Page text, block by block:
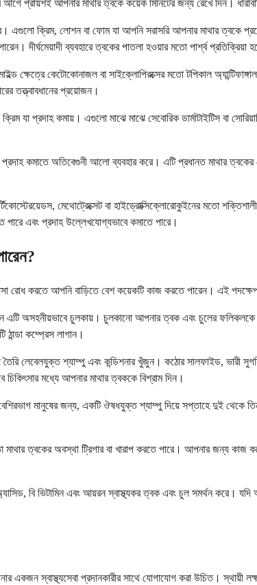
প্রায়শই আপনার মাথার ত্বকে কয়েক মিনিটের জন্য রেখে দিন।
এগুলো ক্রিম, লোশন বা ফোম যা আপনি সরাসরি আপনার মাথার ত্বকে
দীর্ঘমেয়াদী ব্যবহারে ত্বকের পাতলা হওয়ার মতো পার্শ্ব
ক্ষেত্রে কেটোকোনাজল বা সাইক্লোপিরক্সের মতো টপিকাল
তত্ত্বাবধানের প্রয়োজন।
ক্রিম যা প্রদাহ কমায়। এগুলো মাঝে মাঝে সেবোরিক ডার্মাটাইটিস বা
কমাতে অতিবেগুনী আলো ব্যবহার করে। এটি প্রধানত মাথার
মেথোট্রেক্সেট বা হাইড্রোক্সিক্লোরোকুইনের মতো
এবং প্রদাহ উল্লেখযোগ্যভাবে কমাতে পারে।
রোধ করতে আপনি বাড়িতে বেশ কয়েকটি কাজ করতে পারেন। এই
অসহনীয়ভাবে চুলকায়। চুলকানো আপনার ত্বক এবং চুলের
কম্প্রেস লাগান।
তৈরি লেবেলযুক্ত শ্যাম্পু এবং কন্ডিশনার খুঁজুন। কঠোর সালফাইড,
মধ্যে আপনার মাথার ত্বককে বিশ্রাম দিন।
মানুষের জন্য, একটি ঔষধযুক্ত শ্যাম্পু দিয়ে সপ্তাহে দুই থেকে
মাথার ত্বকের অবস্থা ট্রিগার বা খারাপ করতে পারে। আপনার জন্য
বি ভিটামিন এবং আয়রন স্বাস্থ্যকর ত্বক এবং চুল সমর্থন করে।
একজন স্বাস্থ্যসেবা প্রদানকারীর সাথে যোগাযোগ করা উচিত।